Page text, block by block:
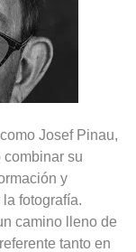
Josef Pinau,
su
y
fotografía.
camino lleno de
tanto en